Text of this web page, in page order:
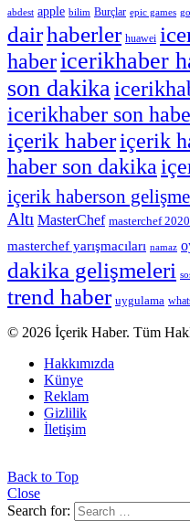
abdest apple bilim Burçlar epic games
dairhaberler huawei
habericerikhaber
son dakika
icerikhaber son
içerik haberiçerik
haber son dakika
içerik haberson
Altı MasterChef masterchef 2020
masterchef yarışmacıları namaz
dakika gelişmeleri
trend haber uygulama
© 2026 İçerik Haber. Tüm
Hakkımızda
Künye
Reklam
Gizlilik
İletişim
Back to Top
Close
Search for: